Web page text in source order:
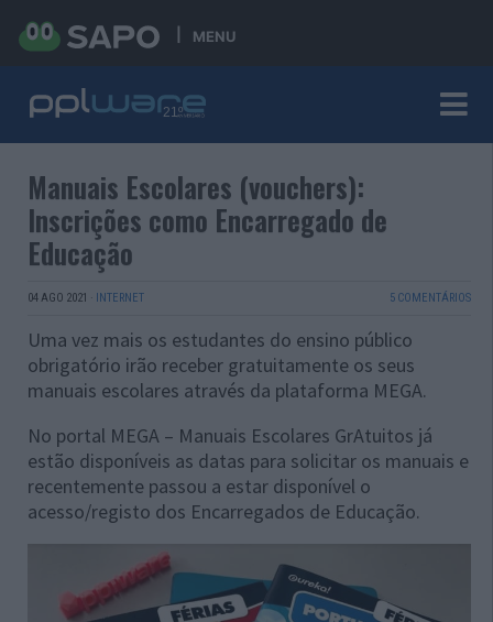
MENU
Manuais Escolares (vouchers):
Inscrições como Encarregado de
Educação
04 AGO 2021 · INTERNET 5 COMENTÁRIOS
Uma vez mais os estudantes do ensino público
obrigatório irão receber gratuitamente os seus
manuais escolares através da plataforma MEGA.
No portal MEGA – Manuais Escolares GrAtuitos já
estão disponíveis as datas para solicitar os manuais e
recentemente passou a estar disponível o
acesso/registo dos Encarregados de Educação.